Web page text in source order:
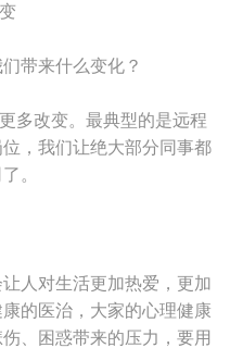
带来什么变化？
多改变。最典型的是远程
，我们让绝大部分同事都
。
人对生活更加热爱，更加
的医治，大家的心理健康
、困惑带来的压力，要用